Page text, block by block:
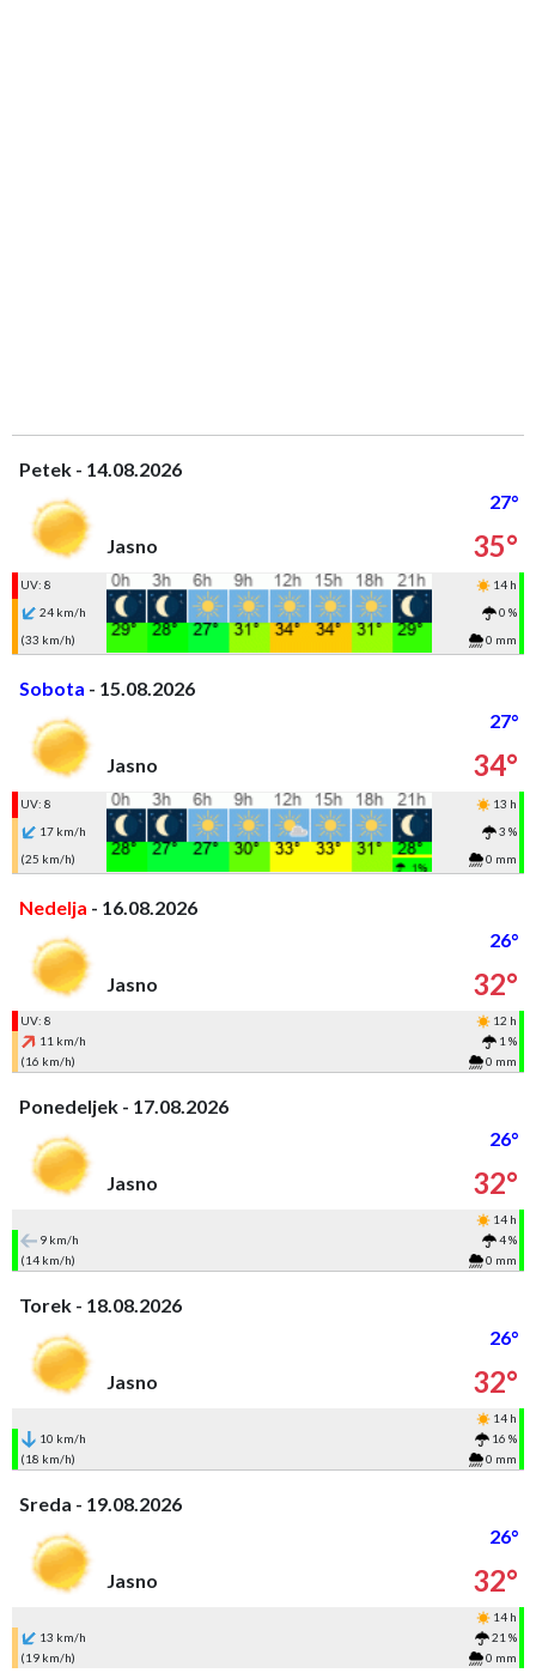
Petek - 14.08.2026
27°
Jasno
35°
UV: 8
14 h
24 km/h
0 %
(33 km/h)
0 mm
Sobota - 15.08.2026
27°
Jasno
34°
UV: 8
13 h
17 km/h
3 %
(25 km/h)
0 mm
Nedelja - 16.08.2026
26°
Jasno
32°
UV: 8
12 h
11 km/h
1 %
(16 km/h)
0 mm
Ponedeljek - 17.08.2026
26°
Jasno
32°
14 h
9 km/h
4 %
(14 km/h)
0 mm
Torek - 18.08.2026
26°
Jasno
32°
14 h
10 km/h
16 %
(18 km/h)
0 mm
Sreda - 19.08.2026
26°
Jasno
32°
14 h
13 km/h
21 %
(19 km/h)
0 mm